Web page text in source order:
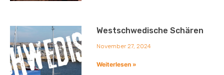
Westschwedische Schären
November 27, 2024
Weiterlesen »